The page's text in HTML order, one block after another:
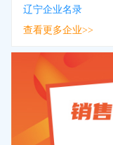
辽宁企业名录
查看更多企业>>